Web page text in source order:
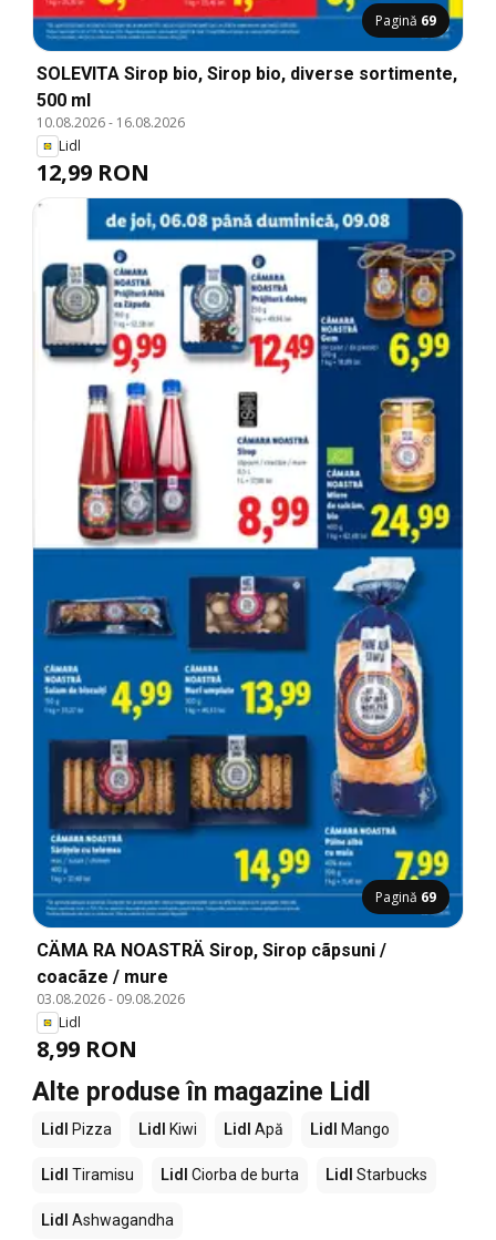
Pagină 69
SOLEVITA Sirop bio, Sirop bio, diverse sortimente,
500 ml
10.08.2026- 16.08.2026
Lidl
12,99 RON
Pagină 69
CÄMA RA NOASTRÄ Sirop, Sirop cãpsuni /
coacãze / mure
03.08.2026- 09.08.2026
Lidl
8,99 RON
Alte produse în magazine Lidl
Lidl Pizza Lidl Kiwi Lidl Apă Lidl Mango
Lidl Tiramisu Lidl Ciorba de burta Lidl Starbucks
Lidl Ashwagandha